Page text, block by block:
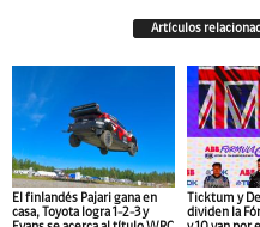
Artículos
El finlandés Pajari gana en
casa, Toyota logra 1-2-3 y
Ticktum y
dividen la